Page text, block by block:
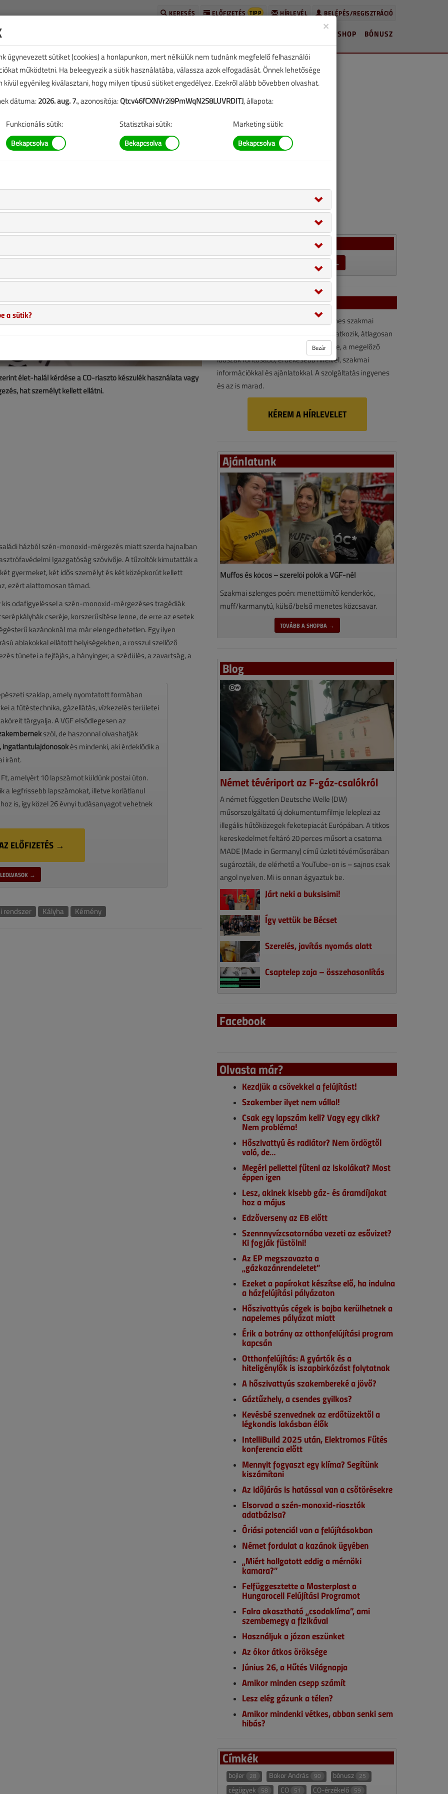
BELÉPÉS/REGISZTRÁCIÓ
HÍRLEVÉL
ELŐFIZETÉS TIPP
KERESÉS
BÓNUSZ
SHOP
szereplő információk mára aktualitásukat veszíthették,
stb.).
élet-halál kérdése a CO-riasztó készülék használata vagy
hat személyt kellett ellátni.
házból szén-monoxid-mérgezés miatt szerda hajnalban
Igazgatóság szóvivője. A tűzoltók kimutatták a
gyermeket, két idős személyt és két középkorút kellett
ezért alattomosan támad.
kis odafigyeléssel a szén-monoxid-mérgezéses tragédiák
cseréje, korszerűsítése lenne, de erre az esetek
kazánoknál ma már elengedhetetlen. Egy ilyen
ablakokkal ellátott helyiségekben, a rosszul szellőző
tünetei a fejfájás, a hányinger, a szédülés, a zavartság, a
szaklap, amely nyomtatott formában
a fűtéstechnika, gázellátás, vízkezelés területei
tárgyalja. A VGF elsődlegesen az
szól, de haszonnal olvashatják
ingatlantulajdonosokés mindenki, aki érdeklődik a
iránt.
amelyért 10 lapszámot küldünk postai úton.
a legfrissebb lapszámokat, illetve korlátlanul
is, így közel 26 évnyi tudásanyagot vehetnek
ELŐFIZETÉS →
→
rendszer Kályha Kémény
LEZÁRULT SZAVAZÁSOK →
VGF&HKL hírlevél
A VGF&HKL hírlevél kényelmes, ingyenes szakmai
hírforrás. Vegye igénybe ön is! Ha feliratkozik, átlagosan
havonta kétszer érkezik e-mail-címére, a megelőző
időszak fontosabb, érdekesebb híreivel, szakmai
információkkal és ajánlatokkal. A szolgáltatás ingyenes
és az is marad.
KÉREM A HÍRLEVELET
Ajánlatunk
Muffos és kócos – szerelői pólók a VGF-nél
Szakmai szlenges poén: menettömítő kenderkóc,
muff/karmanytú, külső/belső menetes közcsavar.
TOVÁBB A SHOPBA →
Blog
Német tévériport az F-gáz-csalókról
A német független Deutsche Welle (DW)
műsorszolgáltató új dokumentumfilmje leleplezi az
illegális hűtőközegek feketepiacát Európában. A titkos
kereskedelmet feltáró 20 perces műsort a csatorna
MADE (Made in Germany) című üzleti tévéműsorában
sugározták, de elérhető a YouTube-on is – sajnos csak
angol nyelven. Mi is onnan ágyaztuk be.
Járt neki a buksisimi!
Így vettük be Bécset
Szerelés, javítás nyomás alatt
Csaptelep zaja – összehasonlítás
Facebook
Olvasta már?
Kezdjük a csövekkel a felújítást!
Szakember ilyet nem vállal!
Csak egy lapszám kell? Vagy egy cikk?
Nem probléma!
Hőszivattyú és radiátor? Nem ördögtől
való, de…
Megéri pellettel fűteni az iskolákat? Most
éppen igen
Lesz, akinek kisebb gáz- és áramdíjakat
hoz a május
Edzőverseny az EB előtt
Szennnyvízcsatornába vezeti az esővizet?
Ki fogják füstölni!
Az EP megszavazta a
„gázkazánrendeletet”
Ezeket a papírokat készítse elő, ha indulna
a házfelújítási pályázaton
Hőszivattyús cégek is bajba kerülhetnek a
napelemes pályázat miatt
Érik a botrány az otthonfelújítási program
kapcsán
Otthonfelújítás: A gyártók és a
hiteligénylők is iszapbirkózást folytatnak
A hőszivattyús szakembereké a jövő?
Gáztűzhely, a csendes gyilkos?
Kevésbé szenvednek az erdőtüzektől a
légkondis lakásban élők
IntelliBuild 2025 után, Elektromos Fűtés
konferencia előtt
Mennyit fogyaszt egy klíma? Segítünk
kiszámítani
Az időjárás is hatással van a csőtörésekre
Elsorvad a szén-monoxid-riasztók
adatbázisa?
Óriási potenciál van a felújításokban
Német fordulat a kazánok ügyében
„Miért hallgatott eddig a mérnöki
kamara?”
Felfüggesztette a Masterplast a
Hungarocell Felújítási Programot
Falra akasztható „csodaklíma”, ami
szembemegy a fizikával
Használjuk a józan eszünket
Az ókor átkos öröksége
Június 26, a Hűtés Világnapja
Amikor minden csepp számít
Lesz elég gázunk a télen?
Amikor mindenki vétkes, abban senki sem
hibás?
Címkék
bojler 28 Bokor András 90 bónusz 25
cégügyek 58 CO 51 CO-érzékelő 59
×
úgynevezett sütiket (cookies) a honlapunkon, mert nélkülük nem tudnánk megfelelő felhasználói
működtetni. Ha beleegyezik a sütik használatába, válassza azok elfogadását. Önnek lehetősége
egyénileg kiválasztani, hogy milyen típusú sütiket engedélyez. Ezekről alább bővebben olvashat.
dátuma:2026. aug. 7., azonosítója:Qtcv46fCXNVr2i9PmWqN2S8LUVRDITJ, állapota:
Funkcionális sütik: Statisztikai sütik: Marketing sütik:
a sütik?
Bezár